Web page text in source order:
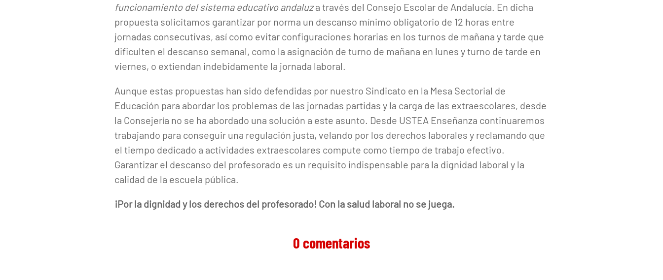
funcionamiento del sistema educativo andaluza través del Consejo Escolar de Andalucía. En dicha
propuesta solicitamos garantizar por norma un descanso mínimo obligatorio de 12 horas entre
jornadas consecutivas, así como evitar configuraciones horarias en los turnos de mañana y tarde que
dificulten el descanso semanal, como la asignación de turno de mañana en lunes y turno de tarde en
viernes, o extiendan indebidamente la jornada laboral.
Aunque estas propuestas han sido defendidas por nuestro Sindicato en la Mesa Sectorial de
Educación para abordar los problemas de las jornadas partidas y la carga de las extraescolares, desde
la Consejería no se ha abordado una solución a este asunto. Desde USTEA Enseñanza continuaremos
trabajando para conseguir una regulación justa, velando por los derechos laborales y reclamando que
el tiempo dedicado a actividades extraescolares compute como tiempo de trabajo efectivo.
Garantizar el descanso del profesorado es un requisito indispensable para la dignidad laboral y la
calidad de la escuela pública.
¡Por la dignidad y los derechos del profesorado! Con la salud laboral no se juega.
0 comentarios